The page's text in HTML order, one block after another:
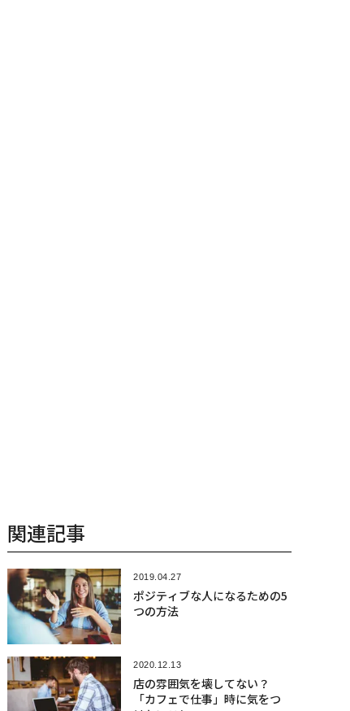
関連記事
2019.04.27
ポジティブな人になるための5
つの方法
2020.12.13
店の雰囲気を壊してない？
「カフェで仕事」時に気をつ